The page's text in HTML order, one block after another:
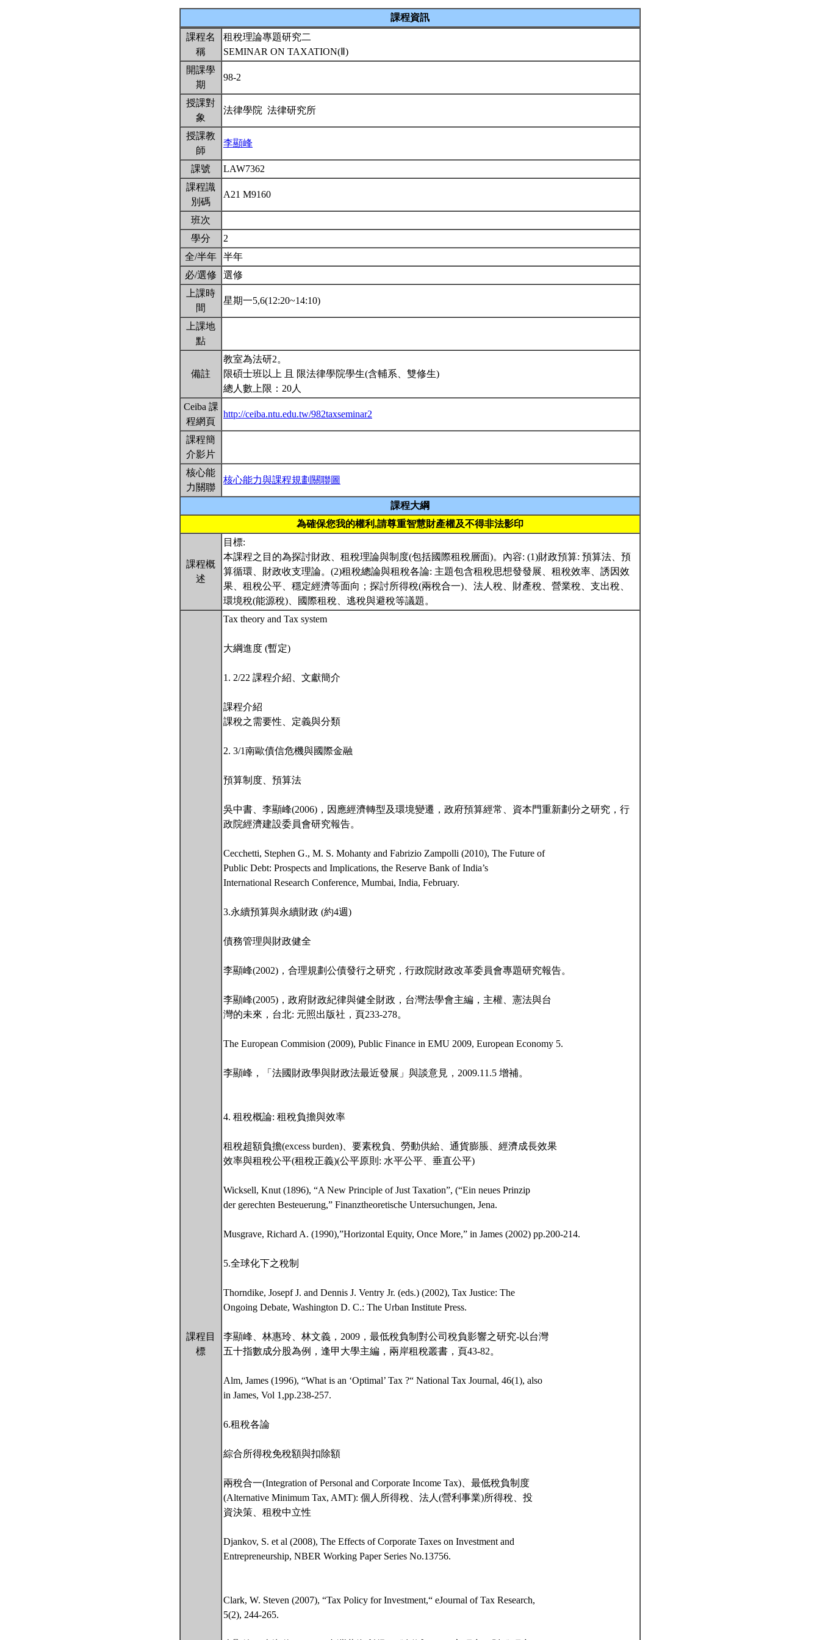
課程資訊
課程名
稱
租稅理論專題研究二
SEMINAR ON TAXATION(Ⅱ)
開課學
期
98-2
授課對
象
法律學院 法律研究所
授課教
師
李顯峰
課號
LAW7362
課程識
別碼
A21 M9160
班次
學分
2
全/半年
半年
必/選修
選修
上課時
間
星期一5,6(12:20~14:10)
上課地
點
備註
教室為法研2。
限碩士班以上 且 限法律學院學生(含輔系、雙修生)
總人數上限：20人
Ceiba 課
程網頁
http://ceiba.ntu.edu.tw/982taxseminar2
課程簡
介影片
核心能
力關聯
核心能力與課程規劃關聯圖
課程大綱
為確保您我的權利,請尊重智慧財產權及不得非法影印
課程概
述
目標:
本課程之目的為探討財政、租稅理論與制度(包括國際租稅層面)。內容: (1)財政預算: 預算法、預
算循環、財政收支理論。(2)租稅總論與租稅各論: 主題包含租稅思想發發展、租稅效率、誘因效
果、租稅公平、穩定經濟等面向；探討所得稅(兩稅合一)、法人稅、財產稅、營業稅、支出稅、
環境稅(能源稅)、國際租稅、逃稅與避稅等議題。
課程目
標
Tax theory and Tax system
大綱進度 (暫定)
1. 2/22 課程介紹、文獻簡介
課程介紹
課稅之需要性、定義與分類
2. 3/1南歐債信危機與國際金融
預算制度、預算法
吳中書、李顯峰(2006)，因應經濟轉型及環境變遷，政府預算經常、資本門重新劃分之研究，行
政院經濟建設委員會研究報告。
Cecchetti, Stephen G., M. S. Mohanty and Fabrizio Zampolli (2010), The Future of
Public Debt: Prospects and Implications, the Reserve Bank of India’s
International Research Conference, Mumbai, India, February.
3.永續預算與永續財政 (約4週)
債務管理與財政健全
李顯峰(2002)，合理規劃公債發行之研究，行政院財政改革委員會專題研究報告。
李顯峰(2005)，政府財政紀律與健全財政，台灣法學會主編，主權、憲法與台
灣的未來，台北: 元照出版社，頁233-278。
The European Commision (2009), Public Finance in EMU 2009, European Economy 5.
李顯峰，「法國財政學與財政法最近發展」與談意見，2009.11.5 增補。
4. 租稅概論: 租稅負擔與效率
租稅超額負擔(excess burden)、要素稅負、勞動供給、通貨膨脹、經濟成長效果
效率與租稅公平(租稅正義)(公平原則: 水平公平、垂直公平)
Wicksell, Knut (1896), “A New Principle of Just Taxation”, (“Ein neues Prinzip
der gerechten Besteuerung,” Finanztheoretische Untersuchungen, Jena.
Musgrave, Richard A. (1990),”Horizontal Equity, Once More,” in James (2002) pp.200-214.
5.全球化下之稅制
Thorndike, Josepf J. and Dennis J. Ventry Jr. (eds.) (2002), Tax Justice: The
Ongoing Debate, Washington D. C.: The Urban Institute Press.
李顯峰、林惠玲、林文義，2009，最低稅負制對公司稅負影響之研究-以台灣
五十指數成分股為例，逢甲大學主編，兩岸租稅叢書，頁43-82。
Alm, James (1996), “What is an ‘Optimal’ Tax ?“ National Tax Journal, 46(1), also
in James, Vol 1,pp.238-257.
6.租稅各論
綜合所得稅免稅額與扣除額
兩稅合一(Integration of Personal and Corporate Income Tax)、最低稅負制度
(Alternative Minimum Tax, AMT): 個人所得稅、法人(營利事業)所得稅、投
資決策、租稅中立性
Djankov, S. et al (2008), The Effects of Corporate Taxes on Investment and
Entrepreneurship, NBER Working Paper Series No.13756.
Clark, W. Steven (2007), “Tax Policy for Investment,“ eJournal of Tax Research,
5(2), 244-265.